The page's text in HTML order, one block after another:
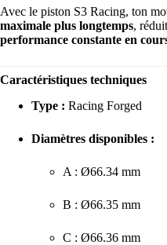
Avec le piston S3 Racing, ton
maximale plus longtemps,
performance constante en
Caractéristiques techniques
Type : Racing Forged
Diamètres disponibles :
A : Ø66.34 mm
B : Ø66.35 mm
C : Ø66.36 mm